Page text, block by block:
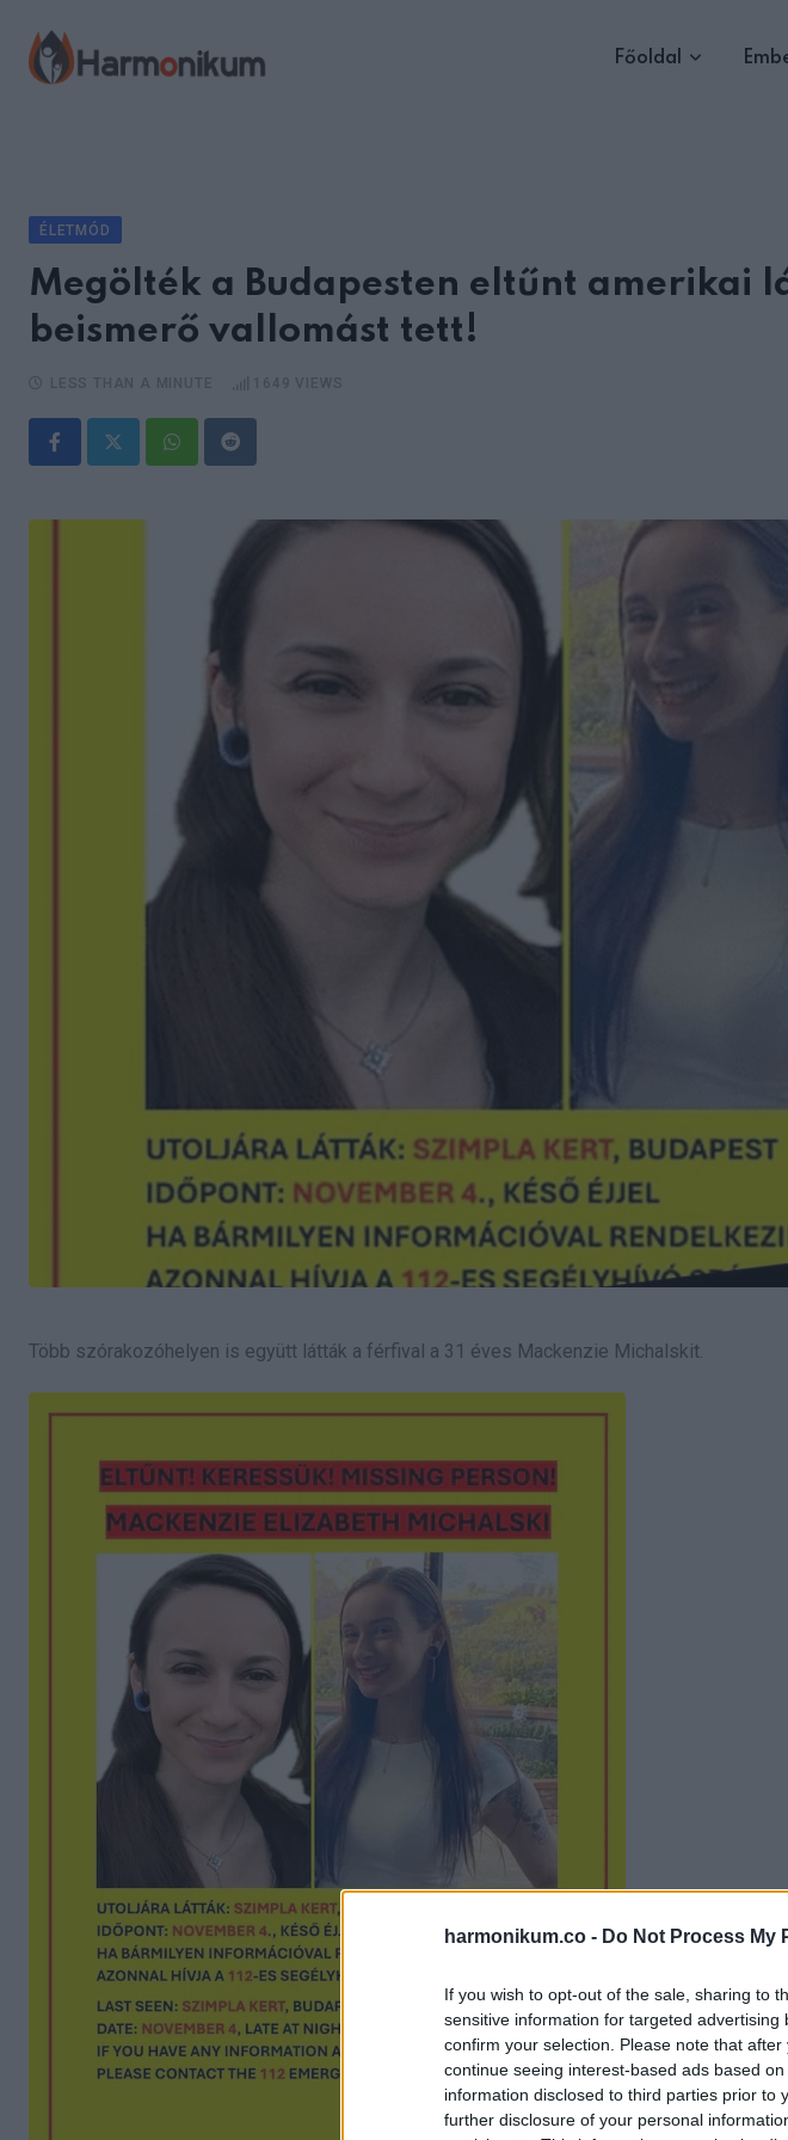
harmonikum.co - Do Not Process My
If you wish to opt-out of the sale, sharing to
sensitive information for targeted
confirm your selection. Please note that
continue seeing interest-based ads based
information disclosed to third parties prior to
further disclosure of your personal
content
Főoldal
ÉLETMÓD
Megölték a Budapesten eltűnt amerikai
beismerő vallomást tett!
WhatsappReddit
Több szórakozóhelyen is együtt látták a férfival a 31 éves Mackenzie Michalskit.